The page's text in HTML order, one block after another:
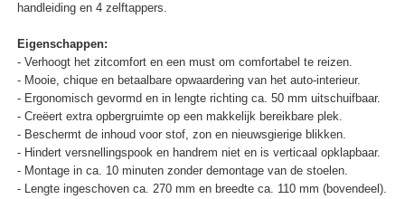
handleiding en 4 zelftappers.
Eigenschappen:
- Verhoogt het zitcomfort en een must om comfortabel te reizen.
- Mooie, chique en betaalbare opwaardering van het auto-interieur.
- Ergonomisch gevormd en in lengte richting ca. 50 mm uitschuifbaar.
- Creëert extra opbergruimte op een makkelijk bereikbare plek.
- Beschermt de inhoud voor stof, zon en nieuwsgierige blikken.
- Hindert versnellingspook en handrem niet en is verticaal opklapbaar.
- Montage in ca. 10 minuten zonder demontage van de stoelen.
- Lengte ingeschoven ca. 270 mm en breedte ca. 110 mm (bovendeel).